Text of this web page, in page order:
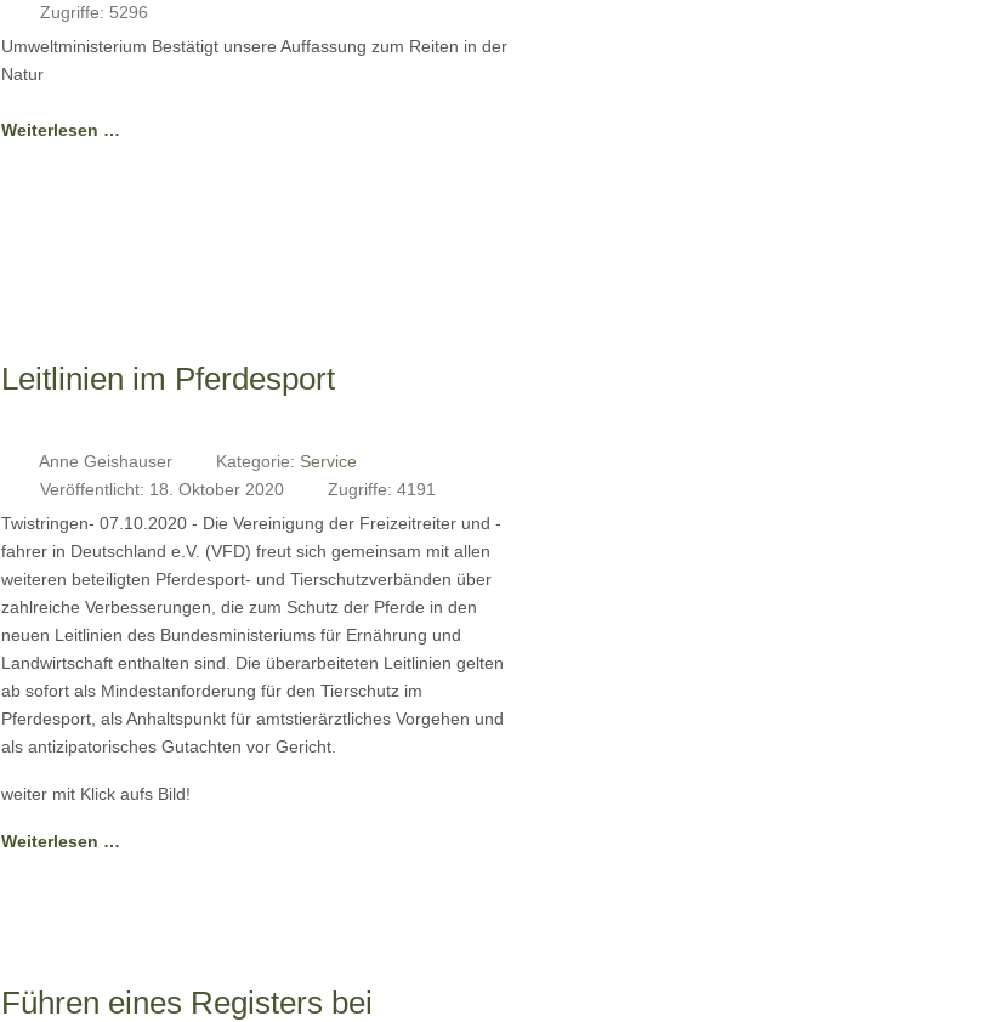
Zugriffe: 5296
Umweltministerium Bestätigt unsere Auffassung zum Reiten in der
Natur
Weiterlesen …
Leitlinien im Pferdesport
Anne Geishauser Kategorie: Service
Veröffentlicht: 18. Oktober 2020
Zugriffe: 4191
Twistringen- 07.10.2020 - Die Vereinigung der Freizeitreiter und -
fahrer in Deutschland e.V. (VFD) freut sich gemeinsam mit allen
weiteren beteiligten Pferdesport- und Tierschutzverbänden über
zahlreiche Verbesserungen, die zum Schutz der Pferde in den
neuen Leitlinien des Bundesministeriums für Ernährung und
Landwirtschaft enthalten sind. Die überarbeiteten Leitlinien gelten
ab sofort als Mindestanforderung für den Tierschutz im
Pferdesport, als Anhaltspunkt für amtstierärztliches Vorgehen und
als antizipatorisches Gutachten vor Gericht.
weiter mit Klick aufs Bild!
Weiterlesen …
Führen eines Registers bei